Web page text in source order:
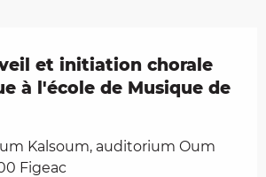
et initiation chorale
à l'école de Musique de
Kalsoum, auditorium Oum
Figeac